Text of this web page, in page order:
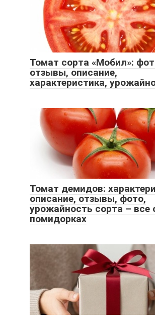
Томат сорта «Мобил»:
отзывы, описание,
характеристика,
Томат демидов:
описание, отзывы, фото,
урожайность сорта – все
помидорках